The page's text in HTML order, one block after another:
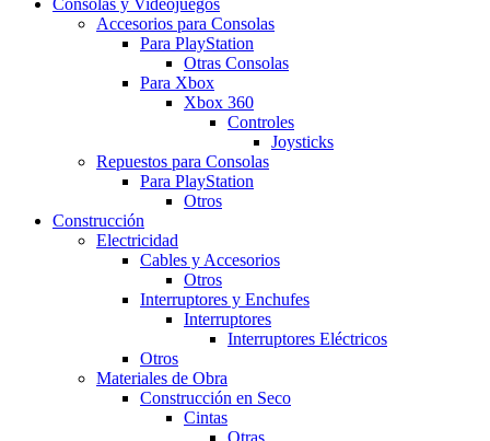
Consolas y Videojuegos
Accesorios para Consolas
Para PlayStation
Otras Consolas
Para Xbox
Xbox 360
Controles
Joysticks
Repuestos para Consolas
Para PlayStation
Otros
Construcción
Electricidad
Cables y Accesorios
Otros
Interruptores y Enchufes
Interruptores
Interruptores Eléctricos
Otros
Materiales de Obra
Construcción en Seco
Cintas